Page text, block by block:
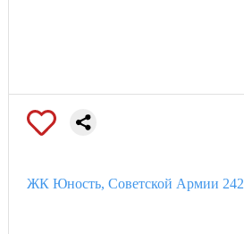
ЖК Юность, Советской Армии 242